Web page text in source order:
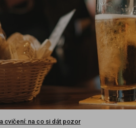
cvičení: na co si dát pozor